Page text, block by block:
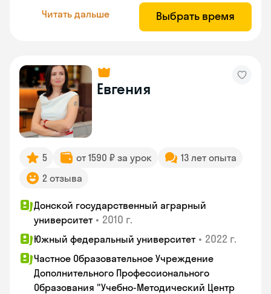
Читать дальше Выбрать время
Евгения
5 от 1590 ₽ за урок
13 лет опыта
2 отзыва
Донской государственный аграрный
университет • 2010 г.
Южный федеральный университет • 2022 г.
Частное Образовательное Учреждение
Дополнительного Профессионального
Образования "Учебно-Методический Центр